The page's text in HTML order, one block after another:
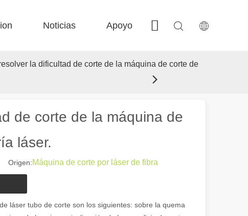
Noticias Apoyo Contáctenos
la dificultad de corte de la máquina de corte de
y el paisaje industrial, las máquinas de marcado láser han surgido
de corte de la máquina de
láser.
Origen:Máquina de corte por láser de fibra
láser tubo de corte son los siguientes: sobre la quema